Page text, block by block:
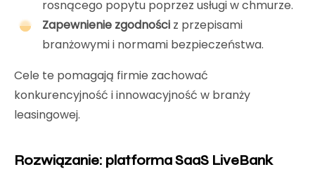
rosnącego popytu poprzez usługi w chmurze.
Zapewnienie zgodności z przepisami
branżowymi i normami bezpieczeństwa.
Cele te pomagają firmie zachować
konkurencyjność i innowacyjność w branży
leasingowej.
Rozwiązanie: platforma SaaS LiveBank